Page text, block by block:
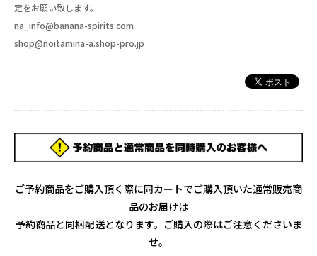
定をお願い致します。
na_info@banana-spirits.com
shop@noitamina-a.shop-pro.jp
ご予約商品をご購入頂く際に同カートでご購入頂いた通常販売商
品のお届けは
予約商品と同梱配送となります。ご購入の際はご注意くださいま
せ。